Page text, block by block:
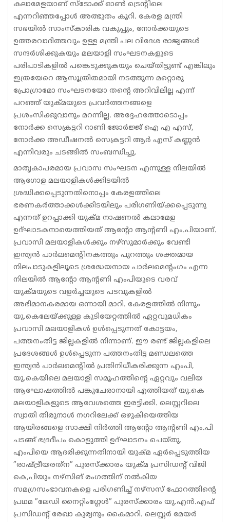
കലാമേളയാണ് സ്‌ടോക്ക് ഓണ്‍ ട്രെന്റിലെ
എന്നറിഞ്ഞപ്പോള്‍ അത്ഭുതം കൂറി. കേരള മന്ത്രി
സഭയില്‍ സാംസ്‌കാരിക വകുപ്പും, നോര്‍ക്കയുടെ
ഉത്തരവാദിത്തവും ഉള്ള മന്ത്രി പല വിദേശ രാജ്യങ്ങള്‍
സന്ദര്‍ശിക്കുകയും മലയാളി സംഘടനകളുടെ
പരിപാടികളില്‍ പങ്കെടുക്കുകയും ചെയ്തിട്ടുണ്ട് എങ്കിലും
ഇത്രയേറെ ആസൂത്രിതമായി നടത്തുന്ന മറ്റൊരു
പ്രോഗ്രാമോ സംഘടനയോ തന്റെ അറിവിലില്ല എന്ന്
പറഞ്ഞ് യുക്മയുടെ പ്രവര്‍ത്തനങ്ങളെ
പ്രശംസിക്കുവാനും മറന്നില്ല. അദ്ദേഹത്തോടൊപ്പം
നോര്‍ക്ക സെക്രട്ടറി റാണി ജോര്‍ജ്ജ് ഐ എ എസ്,
നോര്‍ക്ക അഡീഷനല്‍ സെക്രട്ടറി ആര്‍ എസ് കണ്ണന്‍
എന്നിവരും ചടങ്ങില്‍ സംബന്ധിച്ചു.
മാതൃകാപരമായ പ്രവാസ സംഘടന എന്നുള്ള നിലയില്‍
ആഗോള മലയാളികള്‍ക്കിടയില്‍
ശ്രദ്ധിക്കപ്പെടുന്നതിനൊപ്പം കേരളത്തിലെ
ഭരണകര്‍ത്താക്കള്‍ക്കിടയിലും പരിഗണിയ്ക്കപ്പെടുന്നു
എന്നത് ഉറപ്പാക്കി യുക്മ നാഷണല്‍ കലാമേള
ഉദ്ഘാടകനായെത്തിയത് ആന്റോ ആന്റണി എം.പിയാണ്.
പ്രവാസി മലയാളികള്‍ക്കും നഴ്‌സുമാര്‍ക്കും വേണ്ടി
ഇന്ത്യന്‍ പാര്‍ലമെന്റിനകത്തും പുറത്തും ശക്തമായ
നിലപാടുകളിലൂടെ ശ്രദ്ധേയനായ പാര്‍ലമെന്റംഗം എന്ന
നിലയില്‍ ആന്റോ ആന്റണി എംപിയുടെ വരവ്
യുക്മയുടെ വളര്‍ച്ചയുടെ പടവുകളില്‍
അഭിമാനകരമായ ഒന്നായി മാറി. കേരളത്തില്‍ നിന്നും
യു.കെലേയ്ക്കുള്ള കുടിയേറ്റത്തില്‍ ഏറ്റവുമധികം
പ്രവാസി മലയാളികള്‍ ഉള്‍പ്പെടുന്നത് കോട്ടയം,
പത്തനംതിട്ട ജില്ലകളില്‍ നിന്നാണ്. ഈ രണ്ട് ജില്ലകളിലെ
പ്രദേശങ്ങള്‍ ഉള്‍പ്പെടുന്ന പത്തനംതിട്ട മണ്ഡലത്തെ
ഇന്ത്യന്‍ പാര്‍ലമെന്റില്‍ പ്രതിനിധീകരിക്കുന്ന എംപി,
യു.കെയിലെ മലയാളി സമൂഹത്തിന്റെ ഏറ്റവും വലിയ
ആഘോഷത്തില്‍ പങ്കുചേരാനായി എത്തിയത് യു.കെ
മലയാളികളുടെ ആവേശത്തെ ഇരട്ടിക്കി. ലെസ്റ്ററിലെ
സ്വാതി തിരുനാള്‍ നഗറിലേക്ക് ഒഴുകിയെത്തിയ
ആയിരങ്ങളെ സാക്ഷി നിര്‍ത്തി ആന്റോ ആന്റണി എം.പി
ചടങ്ങ് ഭദ്രദീപം കൊളുത്തി ഉദ്ഘാടനം ചെയ്തു.
എംപിയെ ആദരിക്കുന്നതിനായി യുക്മ ഏര്‍പ്പെടുത്തിയ
”രാഷ്ട്രീയരത്‌ന” പുരസ്‌ക്കാരം യുക്മ പ്രസിഡന്റ് വിജി
കെ,പിയും നഴ്‌സിങ് രംഗത്തിന് നല്‍കിയ
സമഗ്രസംഭാവനകളെ പരിഗണിച്ച് നഴ്‌സസ് ഫോറത്തിന്റെ
പ്രഥമ ”ലേഡി നൈറ്റിംഗ്ഗേള്‍” പുരസ്‌ക്കാരം യു.എന്‍.എഫ്
പ്രസിഡന്റ് രേഖാ കുര്യനും കൈമാറി. ലെസ്റ്റര്‍ മേയര്‍